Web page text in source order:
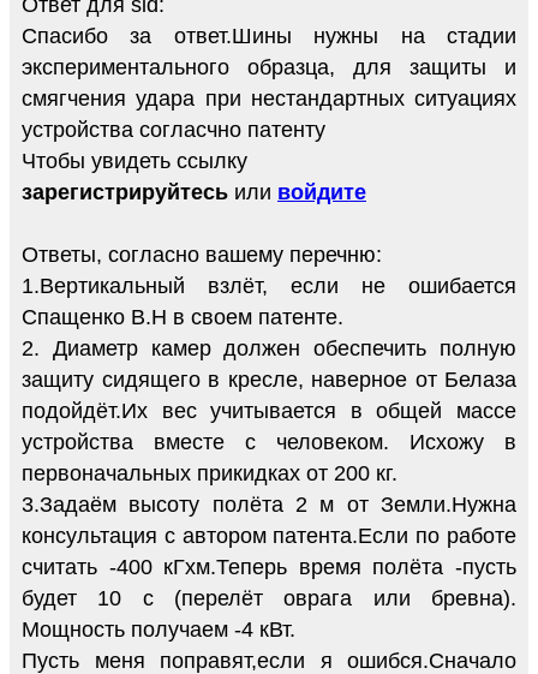
Спасибо за ответ.Шины нужны на стадии
экспериментального образца, для защиты и
смягчения удара при нестандартных ситуациях
устройства согласчно патенту
Чтобы увидеть ссылку
зарегистрируйтесь или войдите
Ответы, согласно вашему перечню:
1.Вертикальный взлёт, если не ошибается
Спащенко В.Н в своем патенте.
2. Диаметр камер должен обеспечить полную
защиту сидящего в кресле, наверное от Белаза
подойдёт.Их вес учитывается в общей массе
устройства вместе с человеком. Исхожу в
первоначальных прикидках от 200 кг.
3.Задаём высоту полёта 2 м от Земли.Нужна
консультация с автором патента.Если по работе
считать -400 кГхм.Теперь время полёта -пусть
будет 10 с (перелёт оврага или бревна).
Мощность получаем -4 кВт.
Пусть меня поправят,если я ошибся.Сначало